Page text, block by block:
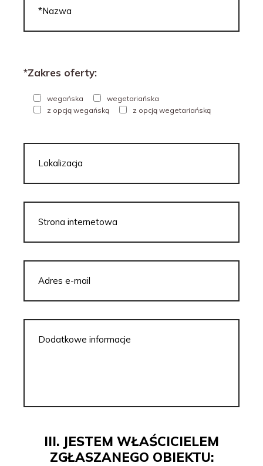
*Zakres oferty:
wegańska
wegetariańska
z opcją wegańską
z opcją wegetariańską
III. JESTEM WŁAŚCICIELEM
ZGŁASZANEGO OBIEKTU: